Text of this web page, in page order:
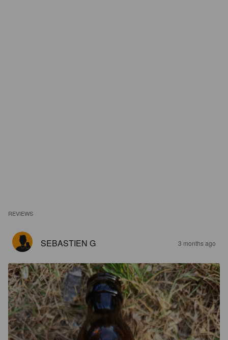
REVIEWS
SEBASTIEN G 3 months ago